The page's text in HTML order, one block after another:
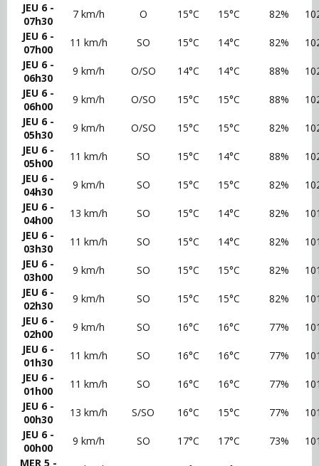
JEU 6 -
07h30
7 km/h O 15°C 15°C 82%
JEU 6 -
07h00
11 km/h SO 15°C 14°C 82%
JEU 6 -
06h30
9 km/h O/SO 14°C 14°C 88%
JEU 6 -
06h00
9 km/h O/SO 15°C 15°C 88%
JEU 6 -
05h30
9 km/h O/SO 15°C 15°C 82%
JEU 6 -
05h00
11 km/h SO 15°C 14°C 88%
JEU 6 -
04h30
9 km/h SO 15°C 15°C 82%
JEU 6 -
04h00
13 km/h SO 15°C 14°C 82%
JEU 6 -
03h30
11 km/h SO 15°C 14°C 82%
JEU 6 -
03h00
9 km/h SO 15°C 15°C 82%
JEU 6 -
02h30
9 km/h SO 15°C 15°C 82%
JEU 6 -
02h00
9 km/h SO 16°C 16°C 77%
JEU 6 -
01h30
11 km/h SO 16°C 16°C 77%
JEU 6 -
01h00
11 km/h SO 16°C 16°C 77%
JEU 6 -
00h30
13 km/h S/SO 16°C 15°C 77%
JEU 6 -
00h00
9 km/h SO 17°C 17°C 73%
MER 5 -